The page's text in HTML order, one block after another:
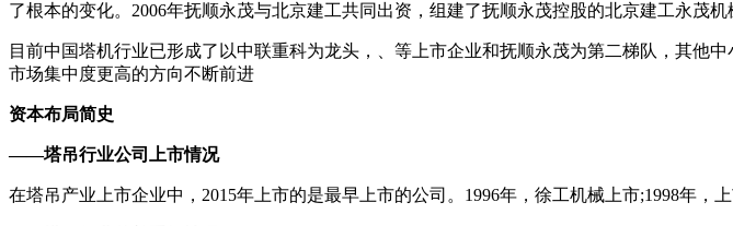
了根本的变化。2006年抚顺永茂与北京建工共同出资，组建了抚顺永茂控股的北京建工永茂
目前中国塔机行业已形成了以中联重科为龙头，、等上市企业和抚顺永茂为第二梯队，其他
市场集中度更高的方向不断前进
资本布局简史
——塔吊行业公司上市情况
在塔吊产业上市企业中，2015年上市的是最早上市的公司。1996年，徐工机械上市;1998年，上